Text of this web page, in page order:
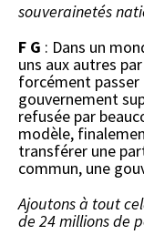
souverainetés
F G : Dans un
uns aux autres
forcément passer
gouvernement
refusée par
modèle,
transférer une
commun, une
Ajoutons à tout
de 24 millions de